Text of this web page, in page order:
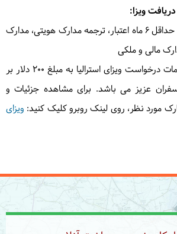
سوی سیدنی پرواز می کنیم و در ادامه به سوی
شده و وقت آزاد برای استراحت در بزرگترین
خواهیم داشت.
September 7, 2025 |
ویزا:
گذرنامه با حداقل ۶ ماه اعتبار، ترجمه مدارک هویتی، مدارک
مالی و ملکی
هزینه خدمات درخواست ویزای استرالیا به مبلغ 200 دلار بر
عزیز می باشد. برای مشاهده جزئیات و
مورد نظر، روی لینک روبرو کلیک کنید: ویزای